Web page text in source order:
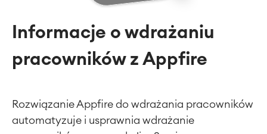
Informacje o wdrażaniu
pracowników z Appfire
Rozwiązanie Appfire do wdrażania pracowników
automatyzuje i usprawnia wdrażanie